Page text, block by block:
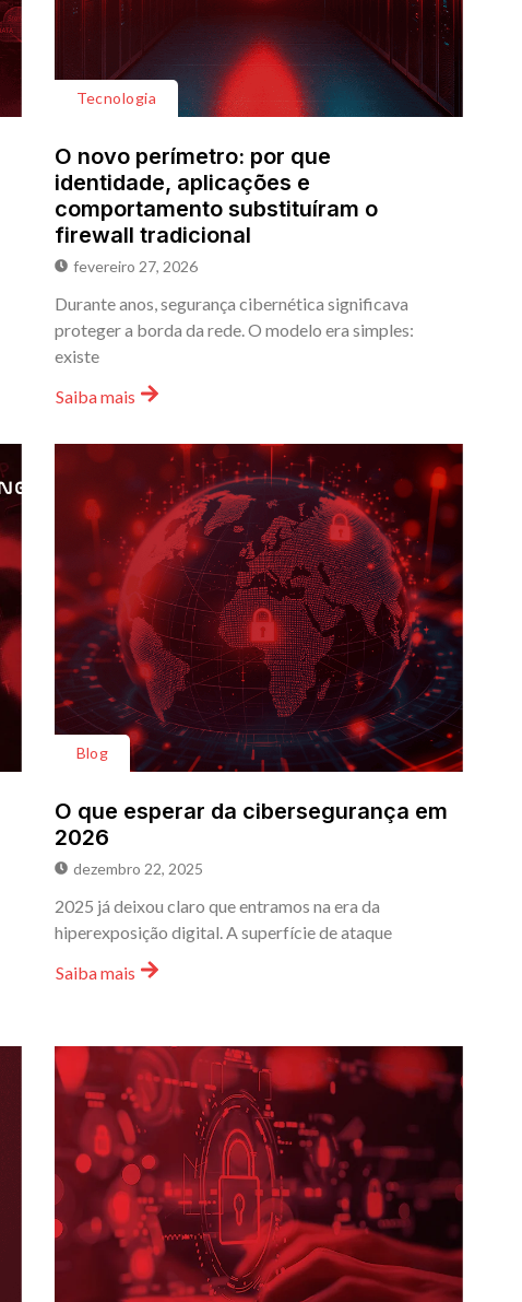
Tecnologia
O novo perímetro: por que
identidade, aplicações e
comportamento substituíram o
firewall tradicional
fevereiro 27, 2026
Durante anos, segurança cibernética significava
proteger a borda da rede. O modelo era simples:
existe
Saiba mais
Blog
O que esperar da cibersegurança em
2026
dezembro 22, 2025
2025 já deixou claro que entramos na era da
hiperexposição digital. A superfície de ataque
Saiba mais